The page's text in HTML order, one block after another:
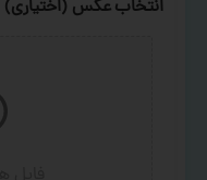
انتخاب عکس (اختیاری)